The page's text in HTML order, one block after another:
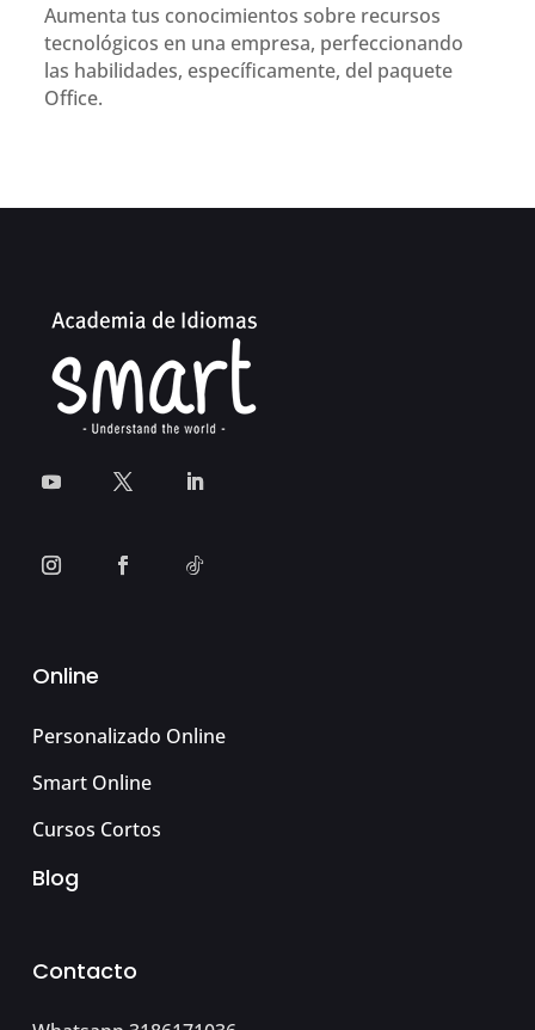
Aumenta tus conocimientos sobre recursos
tecnológicos en una empresa, perfeccionando
las habilidades, específicamente, del paquete
Office.
Online
Personalizado Online
Smart Online
Cursos Cortos
Blog
Contacto